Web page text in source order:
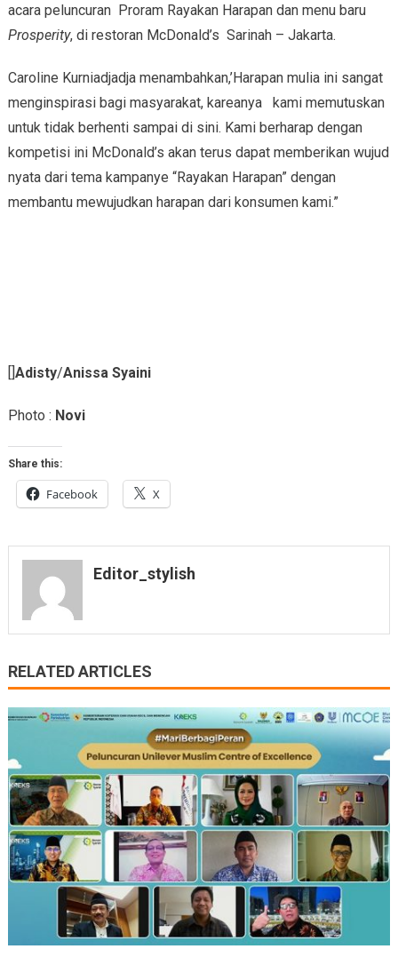
acara peluncuran Proram Rayakan Harapan dan menu baru
Prosperity, di restoran McDonald’s Sarinah – Jakarta.
Caroline Kurniadjadja menambahkan,’Harapan mulia ini sangat
menginspirasi bagi masyarakat, kareanya kami memutuskan
untuk tidak berhenti sampai di sini. Kami berharap dengan
kompetisi ini McDonald’s akan terus dapat memberikan wujud
nyata dari tema kampanye “Rayakan Harapan” dengan
membantu mewujudkan harapan dari konsumen kami.”
[]Adisty/Anissa Syaini
Photo : Novi
Share this:
Facebook X
Editor_stylish
RELATED ARTICLES